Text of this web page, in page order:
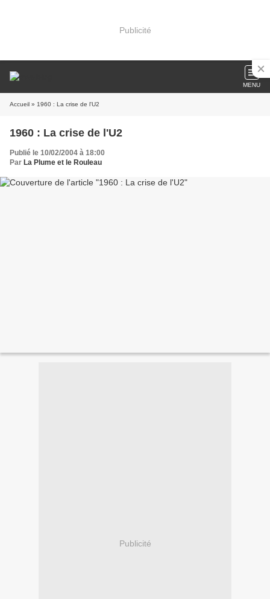
Publicité
MENU
Accueil » 1960 : La crise de l'U2
1960 : La crise de l'U2
Publié le 10/02/2004 à 18:00
Par La Plume et le Rouleau
Publicité